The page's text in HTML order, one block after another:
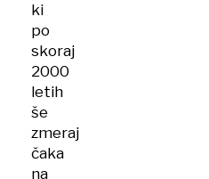
ki
po
skoraj
2000
letih
še
zmeraj
čaka
na